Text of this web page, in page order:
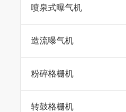
喷泉式曝气机
造流曝气机
粉碎格栅机
转鼓格栅机